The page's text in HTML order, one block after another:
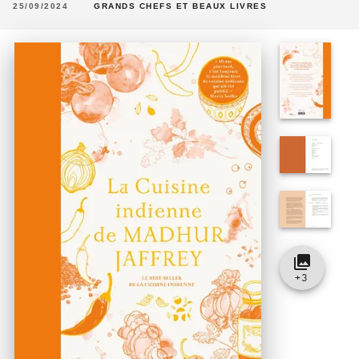
25/09/2024 GRANDS CHEFS ET BEAUX LIVRES
collections
+3